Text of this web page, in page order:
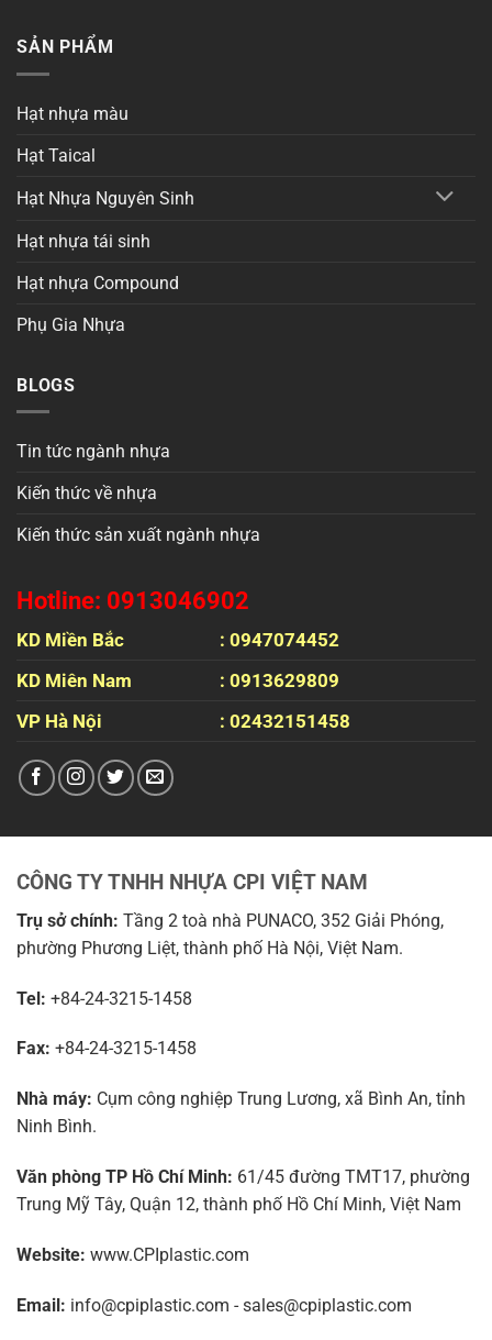
SẢN PHẨM
Hạt nhựa màu
Hạt Taical
Hạt Nhựa Nguyên Sinh
Hạt nhựa tái sinh
Hạt nhựa Compound
Phụ Gia Nhựa
BLOGS
Tin tức ngành nhựa
Kiến thức về nhựa
Kiến thức sản xuất ngành nhựa
Hotline: 0913046902
KD Miền Bắc
: 0947074452
KD Miên Nam
: 0913629809
VP Hà Nội
: 02432151458
CÔNG TY TNHH NHỰA CPI VIỆT NAM
Trụ sở chính: Tầng 2 toà nhà PUNACO, 352 Giải Phóng,
phường Phương Liệt, thành phố Hà Nội, Việt Nam.
Tel: +84-24-3215-1458
Fax: +84-24-3215-1458
Nhà máy: Cụm công nghiệp Trung Lương, xã Bình An, tỉnh
Ninh Bình.
Văn phòng TP Hồ Chí Minh: 61/45 đường TMT17, phường
Trung Mỹ Tây, Quận 12, thành phố Hồ Chí Minh, Việt Nam
Website: www.CPIplastic.com
Email: info@cpiplastic.com - sales@cpiplastic.com